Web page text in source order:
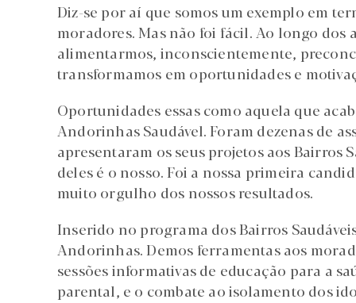
Diz-se por aí que somos um exemplo em
moradores. Mas não foi fácil. Ao longo dos
alimentarmos, inconscientemente,
transformamos em oportunidades e
Oportunidades essas como aquela que
Andorinhas Saudável. Foram dezenas de
apresentaram os seus projetos aos Bairros
deles é o nosso. Foi a nossa primeira
muito orgulho dos nossos resultados.
Inserido no programa dos Bairros
Andorinhas. Demos ferramentas aos
sessões informativas de educação para a
parental, e o combate ao isolamento dos